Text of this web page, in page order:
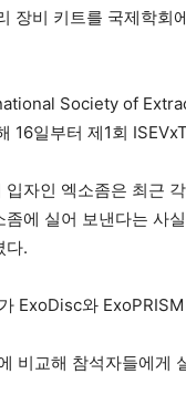
장비 키트를 국제학회
Society of
16일부터 제1회
자인 엑소좀은 최근
에 실어 보낸다는 사
다.
ExoDisc와
비교해 참석자들에게